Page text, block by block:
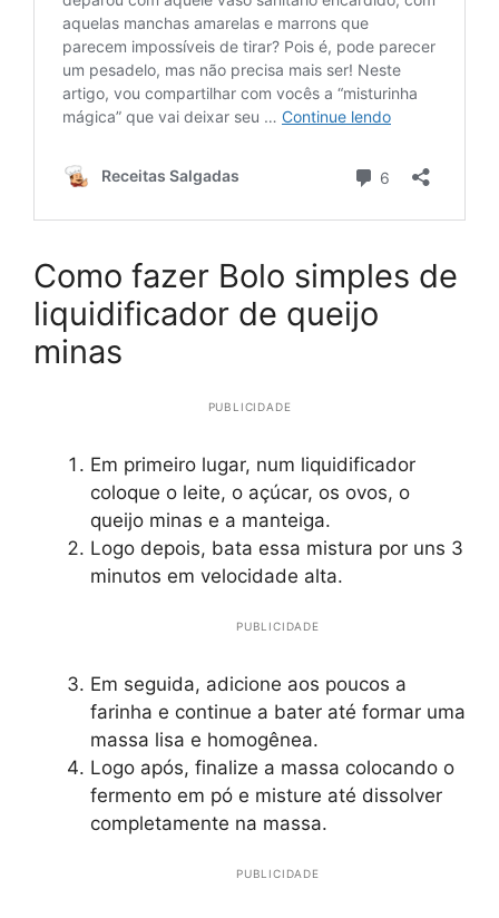
Como fazer Bolo simples de
liquidificador de queijo
minas
PUBLICIDADE
Em primeiro lugar, num liquidificador
coloque o leite, o açúcar, os ovos, o
queijo minas e a manteiga.
Logo depois, bata essa mistura por uns 3
minutos em velocidade alta.
PUBLICIDADE
Em seguida, adicione aos poucos a
farinha e continue a bater até formar uma
massa lisa e homogênea.
Logo após, finalize a massa colocando o
fermento em pó e misture até dissolver
completamente na massa.
PUBLICIDADE